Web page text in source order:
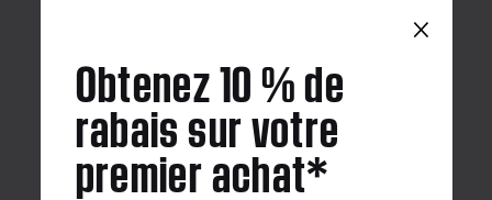
Bose
Bose Connect
Bose QCE
×
Obtenez 10 % de
rabais sur votre
premier achat*